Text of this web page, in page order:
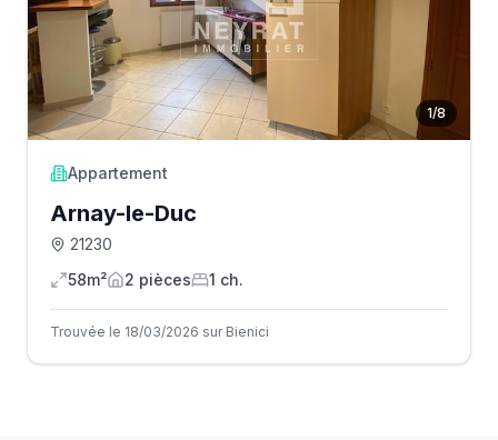
1/8
Appartement
Arnay-le-Duc
21230
58m²
2 pièces 1 ch.
Trouvée le 18/03/2026 sur Bienici